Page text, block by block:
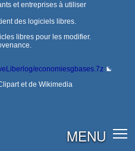
et entreprises à utiliser
des logiciels libres.
libres pour les modifier.
economiesgbases.7z
et de Wikimedia
MENU